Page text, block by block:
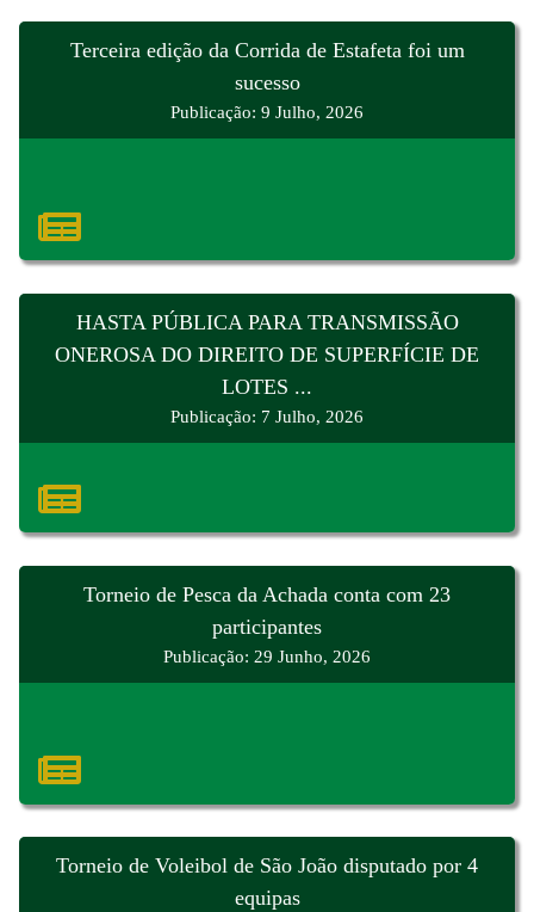
Terceira edição da Corrida de Estafeta foi um
sucesso
Publicação: 9 Julho, 2026
HASTA PÚBLICA PARA TRANSMISSÃO
ONEROSA DO DIREITO DE SUPERFÍCIE DE
LOTES ...
Publicação: 7 Julho, 2026
Torneio de Pesca da Achada conta com 23
participantes
Publicação: 29 Junho, 2026
Torneio de Voleibol de São João disputado por 4
equipas